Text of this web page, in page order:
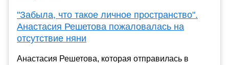
"Забыла, что такое личное пространство".
Анастасия Решетова пожаловалась на
отсутствие няни
Анастасия Решетова, которая отправилась в